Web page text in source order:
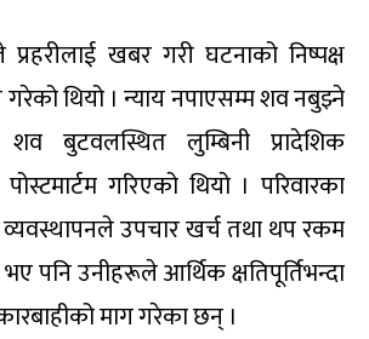
प्रहरीलाई खबर गरी घटनाको निष्पक्ष
थियो । न्याय नपाएसम्म शव नबुझ्ने
बुटवलस्थित लुम्बिनी प्रादेशिक
गरिएको थियो । परिवारका
उपचार खर्च तथा थप रकम
पनि उनीहरूले आर्थिक क्षतिपूर्तिभन्दा
माग गरेका छन् ।